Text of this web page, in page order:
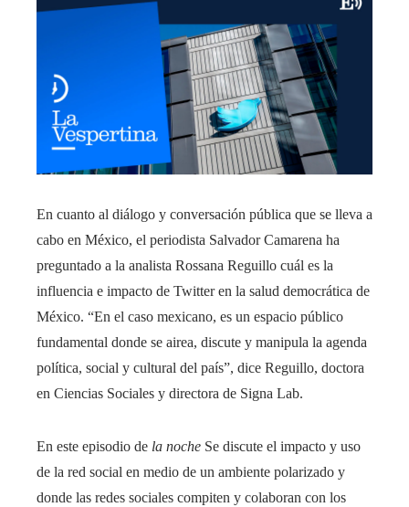
En cuanto al diálogo y conversación pública que se lleva a
cabo en México, el periodista Salvador Camarena ha
preguntado a la analista Rossana Reguillo cuál es la
influencia e impacto de Twitter en la salud democrática de
México. “En el caso mexicano, es un espacio público
fundamental donde se airea, discute y manipula la agenda
política, social y cultural del país”, dice Reguillo, doctora
en Ciencias Sociales y directora de Signa Lab.
En este episodio de la noche Se discute el impacto y uso
de la red social en medio de un ambiente polarizado y
donde las redes sociales compiten y colaboran con los